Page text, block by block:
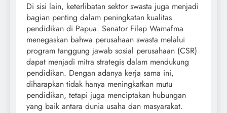
Di sisi lain, keterlibatan sektor swasta juga menjadi
bagian penting dalam peningkatan kualitas
pendidikan di Papua. Senator Filep Wamafma
menegaskan bahwa perusahaan swasta melalui
program tanggung jawab sosial perusahaan (CSR)
dapat menjadi mitra strategis dalam mendukung
pendidikan. Dengan adanya kerja sama ini,
diharapkan tidak hanya meningkatkan mutu
pendidikan, tetapi juga menciptakan hubungan
yang baik antara dunia usaha dan masyarakat.